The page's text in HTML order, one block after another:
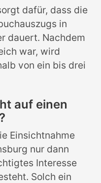
dafür, dass die
in
dauert. Nachdem
war, wird
von ein bis drei
auf einen
Einsichtnahme
nur dann
Interesse
Solch ein